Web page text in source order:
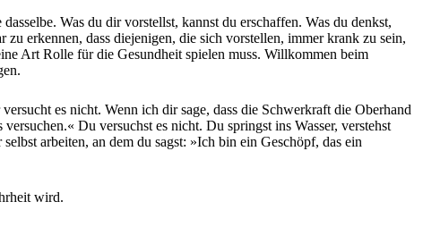
Was du dir vorstellst, kannst du erschaffen. Was du denkst,
erkennen, dass diejenigen, die sich vorstellen, immer krank zu sein,
Art Rolle für die Gesundheit spielen muss. Willkommen beim
es nicht. Wenn ich dir sage, dass die Schwerkraft die Oberhand
Du versuchst es nicht. Du springst ins Wasser, verstehst
arbeiten, an dem du sagst: »Ich bin ein Geschöpf, das ein
wird.